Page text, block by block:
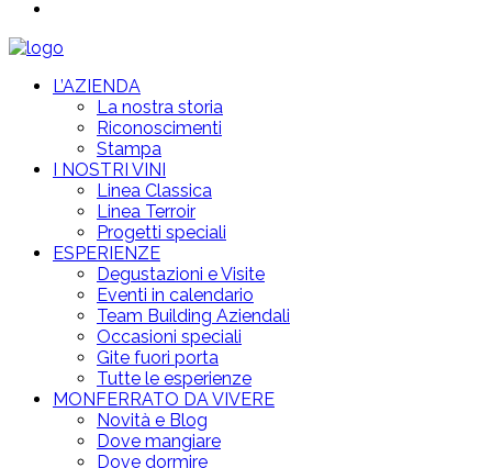
L’AZIENDA
La nostra storia
Riconoscimenti
Stampa
I NOSTRI VINI
Linea Classica
Linea Terroir
Progetti speciali
ESPERIENZE
Degustazioni e Visite
Eventi in calendario
Team Building Aziendali
Occasioni speciali
Gite fuori porta
Tutte le esperienze
MONFERRATO DA VIVERE
Novità e Blog
Dove mangiare
Dove dormire